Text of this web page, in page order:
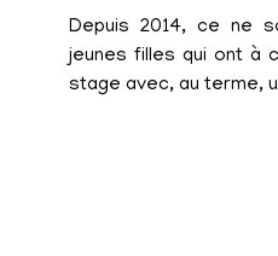
Depuis 2014, ce ne
jeunes filles qui ont à
stage avec, au terme,